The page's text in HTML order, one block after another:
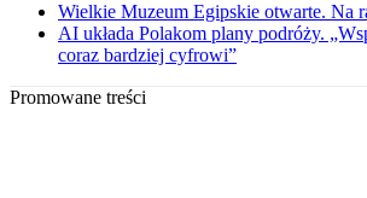
Wielkie Muzeum Egipskie otwarte. Na
AI układa Polakom plany podróży.
coraz bardziej cyfrowi”
Promowane treści